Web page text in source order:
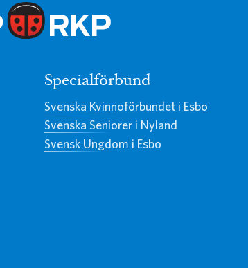
Specialförbund
Svenska Kvinnoförbundet i Esbo
Svenska Seniorer i Nyland
Svensk Ungdom i Esbo